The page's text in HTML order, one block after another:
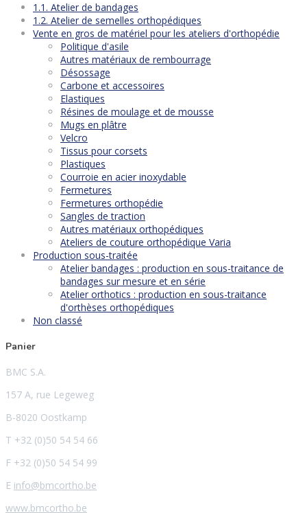
1.1. Atelier de bandages
1.2. Atelier de semelles orthopédiques
Vente en gros de matériel pour les ateliers d'orthopédie
Politique d'asile
Autres matériaux de rembourrage
Désossage
Carbone et accessoires
Elastiques
Résines de moulage et de mousse
Mugs en plâtre
Velcro
Tissus pour corsets
Plastiques
Courroie en acier inoxydable
Fermetures
Fermetures orthopédie
Sangles de traction
Autres matériaux orthopédiques
Ateliers de couture orthopédique Varia
Production sous-traitée
Atelier bandages : production en sous-traitance de
bandages sur mesure et en série
Atelier orthotics : production en sous-traitance
d'orthèses orthopédiques
Non classé
Panier
BMC S.A.
157 A, rue Legeweg
B-8020 Oostkamp
T +32 (0)50 54 54 66
F +32 (0)50 54 54 99
E info@bmcortho.be
www.bmcortho.be